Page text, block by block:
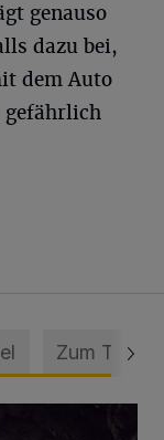
genauso
dazu bei,
dem Auto
gefährlich
Zum Thema